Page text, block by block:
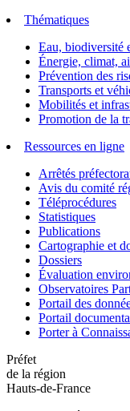
Thématiques
Eau, biodiversité
Énergie, climat,
Prévention des
Transports et
Mobilités et
Promotion de la
Ressources en ligne
Arrêtés
Avis du comité
Téléprocédures
Statistiques
Publications
Cartographie et
Dossiers
Évaluation
Observatoires
Portail des
Portail
Porter à
Préfet
de la région
Hauts-de-France